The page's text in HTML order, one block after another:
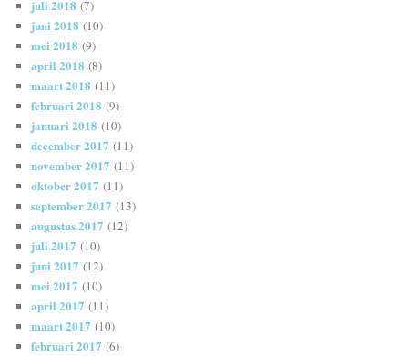
juli 2018 (7)
juni 2018 (10)
mei 2018 (9)
april 2018 (8)
maart 2018 (11)
februari 2018 (9)
januari 2018 (10)
december 2017 (11)
november 2017 (11)
oktober 2017 (11)
september 2017 (13)
augustus 2017 (12)
juli 2017 (10)
juni 2017 (12)
mei 2017 (10)
april 2017 (11)
maart 2017 (10)
februari 2017 (6)